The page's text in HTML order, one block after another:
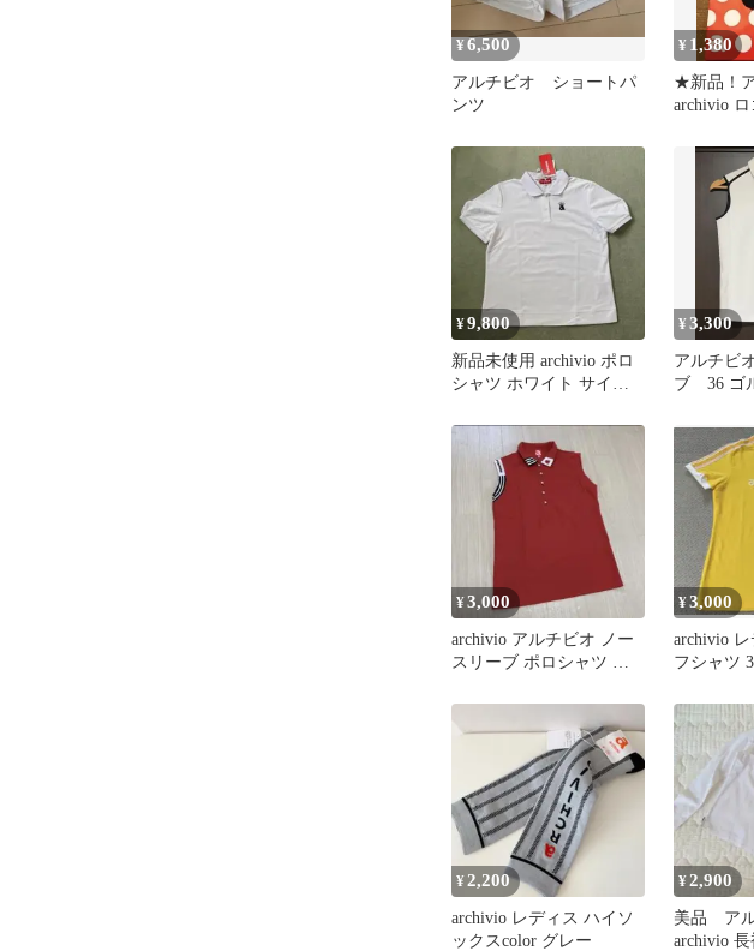
¥6,500
アルチビオ ショートパ
ンツ
¥ 1,380
★新品！
archivio ロ
¥9,800
新品未使用 archivio ポロ
シャツ ホワイト サイズ
¥3,300
アルチビ
ブ 36 ゴ
¥3,000
archivio アルチビオ ノー
スリーブ ポロシャツ レ
¥3,000
archivio
フシャツ
¥2,200
archivio レディス ハイソ
ックスcolor グレー
¥2,900
美品 ア
archivio 長